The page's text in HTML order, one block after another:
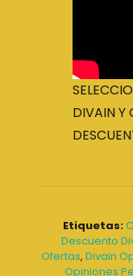
DIVAIN
Etiquetas:
Descuento
Ofertas, Divain
Opiniones